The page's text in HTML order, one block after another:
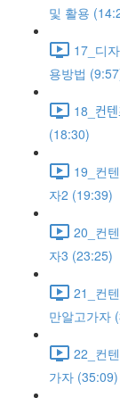
및 활용
17_디
용방법
(18:30)
19_컨
자2 (19:39)
20_컨
자3 (23:25)
21_컨
만알고가자
22_컨
가자 (35:09)